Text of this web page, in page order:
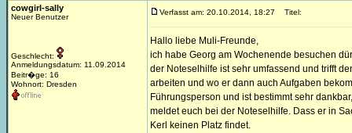
cowgirl-sally
Neuer Benutzer
Geschlecht:
Anmeldungsdatum: 11.09.2014
Beitr�ge: 16
Wohnort: Dresden
Verfasst am: 20.10.2014, 18:27 Titel:
Hallo liebe Muli-Freunde,
ich habe Georg am Wochenende besuchen
der Noteselhilfe ist sehr umfassend und trifft
arbeiten und wo er dann auch Aufgaben
Führungsperson und ist bestimmt sehr
meldet euch bei der Noteselhilfe. Dass er in
Kerl keinen Platz findet.